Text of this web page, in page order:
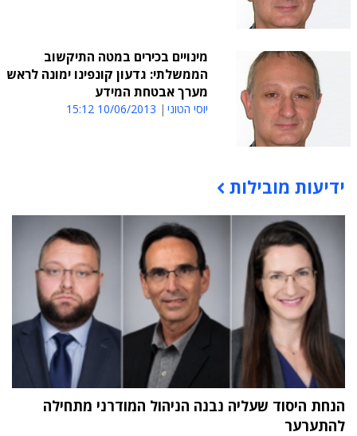
מינויים בכירים במטה התיקשוב
הממשלתי: גדעון קונפינו ימונה לראש
מערך אבטחת המידע
יוסי הטוני 10/06/2013 15:12
תוכן פרסומי
ידיעות מובילות
הנחת היסוד שעליה נבנה הניהול המודרני מתחילה
להתערער